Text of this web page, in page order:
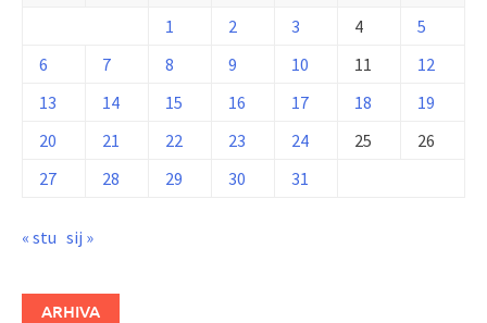
1 2 3 4
5
6
7 8 9 10 11
12
13
14 15 16 17 18
19
20
21 22 23 24 25
26
27
28 29 30 31
« stu sij »
ARHIVA